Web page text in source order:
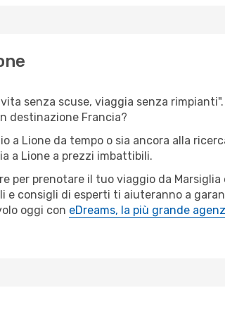
senza scuse, viaggia senza
destinazione Francia?
a Lione da tempo o sia ancora alla
a Lione a prezzi imbattibili.
per prenotare il tuo viaggio da
e consigli di esperti ti aiuteranno a
oggi con eDreams, la più grande